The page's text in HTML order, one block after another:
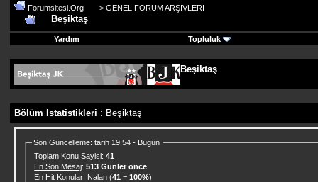
Forumsitesi.Org > GENEL FORUM ARŞİVLERİ
Beşiktaş
Yardım Topluluk
Beşiktaş
Bölüm Istatistikleri : Beşiktaş
Son Güncelleme: tarih 19:54 - Bugün
Toplam Konu Sayisi:41
En Son Mesaj:513 Günler önce
En Hit Konular: Nalan (41 =100%)